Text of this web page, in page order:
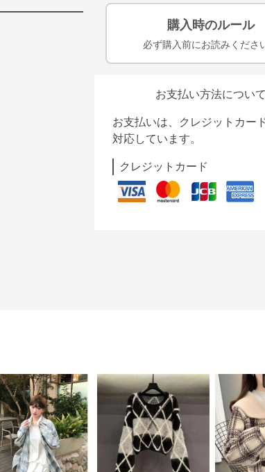
購入時のルール
必ず購入前にお読みくださ
お支払い方法について
お支払いは、クレジットカー
対応しています。
クレジットカード